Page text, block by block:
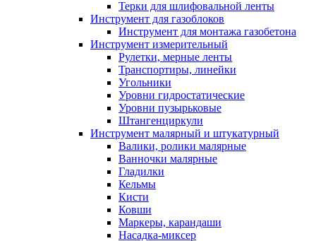
Терки для шлифовальной ленты
Инструмент для газоблоков
Инструмент для монтажа газобетона
Инструмент измерительный
Рулетки, мерные ленты
Транспортиры, линейки
Угольники
Уровни гидростатические
Уровни пузырьковые
Штангенциркули
Инструмент малярный и штукатурный
Валики, ролики малярные
Ванночки малярные
Гладилки
Кельмы
Кисти
Ковши
Маркеры, карандаши
Насадка-миксер